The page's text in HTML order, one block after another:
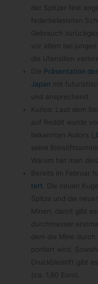
der Spit­zer fest
feder­be­las­te­ten
Gebrauch
vor allem bei
die Uten­si­lien
Die Prä­sen­ta­tion
Japan mit
und ansprechend.
Kurios: Laut dem
auf Red­dit wurde
bekann­ten Autors (
seine
Warum hat man
Bereits im Februar
tert . Die neuen
Spitze und die
Minen; damit gibt
durch­mes­ser
dem die Mine
por­tiert wird.
Druck­blei­stift gibt
(ca. 1,80 Euro).